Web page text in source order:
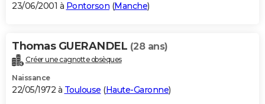
23/06/2001 à Pontorson (Manche)
Thomas GUERANDEL (28 ans)
Créer une cagnotte obsèques
Naissance
22/05/1972 à Toulouse (Haute-Garonne)